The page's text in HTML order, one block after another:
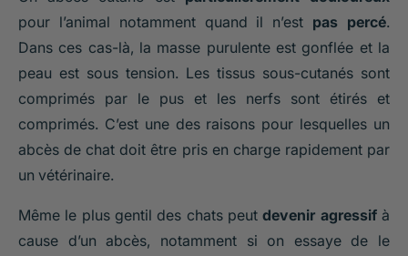
pour l’animal notamment quand il n’est pas percé.
Dans ces cas-là, la masse purulente est gonflée et la
peau est sous tension. Les tissus sous-cutanés sont
comprimés par le pus et les nerfs sont étirés et
comprimés. C’est une des raisons pour lesquelles un
abcès de chat doit être pris en charge rapidement par
un vétérinaire.
Même le plus gentil des chats peutdevenir agressifà
cause d’un abcès, notamment si on essaye de le